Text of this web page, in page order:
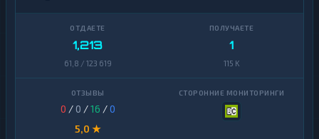
1,213
61,8 / 123 619
1
115 K
0 / 0 /16 /0
5,0 ★